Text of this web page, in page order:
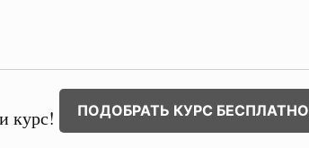
курс! ПОДОБРАТЬ КУРС БЕСПЛАТНО